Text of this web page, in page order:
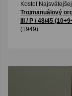
Kostol
Trojmanuálový
III / P / 48/45
(1949)